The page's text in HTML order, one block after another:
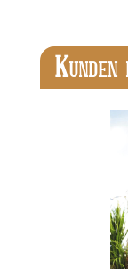
Produktgalerie
KUNDEN